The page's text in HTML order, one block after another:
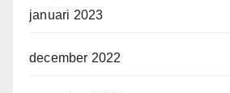
januari 2023
december 2022